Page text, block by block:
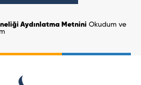
Aydınlatma Metnini Okudum ve